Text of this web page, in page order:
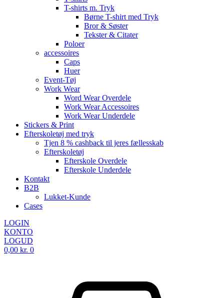
T-shirts m. Tryk
Børne T-shirt med Tryk
Bror & Søster
Tekster & Citater
Poloer
accessoires
Caps
Huer
Event-Tøj
Work Wear
Word Wear Overdele
Work Wear Accessoires
Work Wear Underdele
Stickers & Print
Efterskoletøj med tryk
Tjen 8 % cashback til jeres fællesskab
Efterskoletøj
Efterskole Overdele
Efterskole Underdele
Kontakt
B2B
Lukket-Kunde
Cases
LOGIN
KONTO
LOGUD
0,00 kr. 0